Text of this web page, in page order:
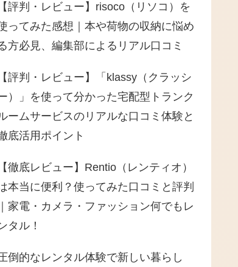
【評判・レビュー】risoco（リソコ）を
ってみた感想｜本や荷物の収納に悩め
方必見、編集部によるリアル口コミ
【評判・レビュー】「klassy（クラッシ
）」を使って分かった宅配型トランク
ームサービスのリアルな口コミ体験と
底活用ポイント
【徹底レビュー】Rentio（レンティオ）
本当に便利？使ってみた口コミと評判
｜家電・カメラ・ファッション何でもレ
タル！
倒的なレンタル体験で新しい暮らし